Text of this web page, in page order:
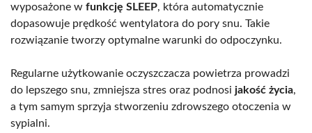
wyposażone w funkcję SLEEP, która automatycznie
dopasowuje prędkość wentylatora do pory snu. Takie
rozwiązanie tworzy optymalne warunki do odpoczynku.
Regularne użytkowanie oczyszczacza powietrza prowadzi
do lepszego snu, zmniejsza stres oraz podnosi jakość życia,
a tym samym sprzyja stworzeniu zdrowszego otoczenia w
sypialni.